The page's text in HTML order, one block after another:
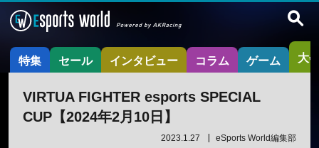
特集 セール インタビュー コラム ゲーム 大
VIRTUA FIGHTER esports SPECIAL
CUP【2024年2月10日】
2023.1.27 eSports World編集部